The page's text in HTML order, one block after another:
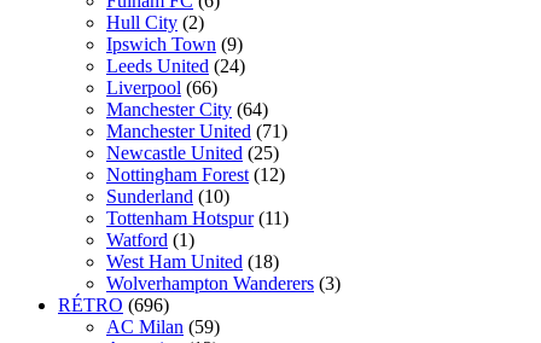
Hull City (2)
Ipswich Town (9)
Leeds United (24)
Liverpool (66)
Manchester City (64)
Manchester United (71)
Newcastle United (25)
Nottingham Forest (12)
Sunderland (10)
Tottenham Hotspur (11)
Watford (1)
West Ham United (18)
Wolverhampton Wanderers (3)
RÉTRO (696)
AC Milan (59)